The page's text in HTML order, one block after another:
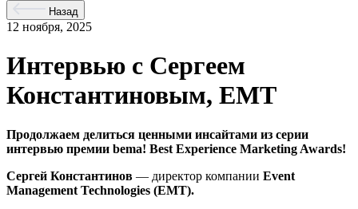
Назад
12 ноября, 2025
Интервью с Сергеем
Константиновым, EMT
Продолжаем делиться ценными инсайтами из серии
интервью премии bema! Best Experience Marketing Awards!
Сергей Константинов — директор компании Event
Management Technologies (EMT).